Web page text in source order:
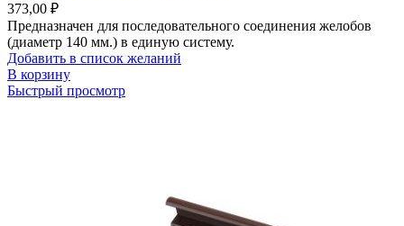
373,00 ₽
Предназначен для последовательного соединения желобов
(диаметр 140 мм.) в единую систему.
Добавить в список желаний
В корзину
Быстрый просмотр